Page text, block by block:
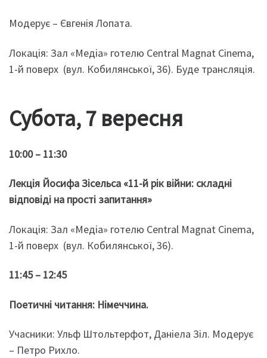
Модерує – Євгенія Лопата.
Локація: Зал «Медіа» готелю Central Magnat Cinema,
1-й поверх (вул. Кобилянської, 36). Буде трансляція.
Субота, 7 вересня
10:00 – 11:30
Лекція Йосифа Зісельса «11-й рік війни: складні
відповіді на прості запитання»
Локація: Зал «Медіа» готелю Central Magnat Cinema,
1-й поверх (вул. Кобилянської, 36).
11:45 – 12:45
Поетичні читання: Німеччина.
Учасники: Ульф Штольтерфот, Даніела Зіл. Модерує
– Петро Рихло.